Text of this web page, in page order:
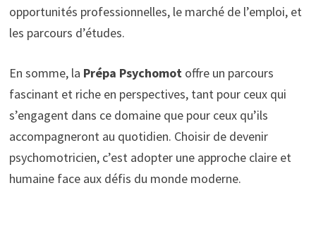
opportunités professionnelles, le marché de l’emploi, et
les parcours d’études.
En somme, la Prépa Psychomotoffre un parcours
fascinant et riche en perspectives, tant pour ceux qui
s’engagent dans ce domaine que pour ceux qu’ils
accompagneront au quotidien. Choisir de devenir
psychomotricien, c’est adopter une approche claire et
humaine face aux défis du monde moderne.